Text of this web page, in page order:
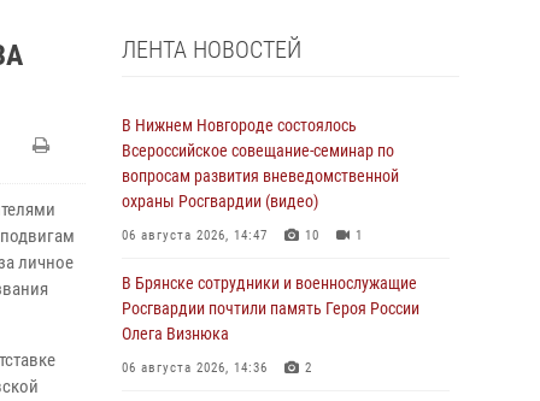
личное
ЛЕНТА НОВОСТЕЙ
В Нижнем Новгороде состоялось
Всероссийское совещание-семинар по
вопросам развития вневедомственной
охраны Росгвардии (видео)
06 августа 2026, 14:47 10 1
В Брянске сотрудники и военнослужащие
Росгвардии почтили память Героя России
Олега Визнюка
06 августа 2026, 14:36 2